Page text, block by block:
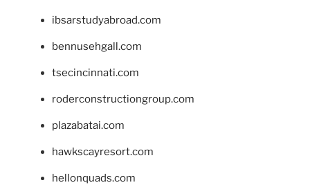
ibsarstudyabroad.com
bennusehgall.com
tsecincinnati.com
roderconstructiongroup.com
plazabatai.com
hawkscayresort.com
hellonquads.com